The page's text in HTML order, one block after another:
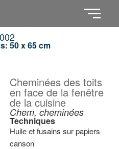
50 x 65 cm
Cheminées des toits
en face de la fenêtre
de la cuisine
Chem, cheminées
Techniques
Huile et fusains sur papiers
canson